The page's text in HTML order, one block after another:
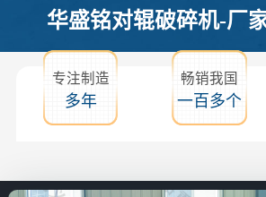
华盛铭对辊破碎机-厂
专注制造
多年
畅销我国
一百多个